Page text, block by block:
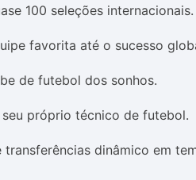
100 seleções internacionais.
favorita até o sucesso
de futebol dos sonhos.
próprio técnico de futebol.
transferências dinâmico em